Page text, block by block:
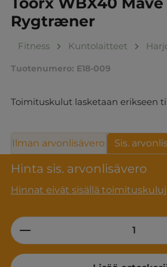
Rygtræner
Fitness Kuntolaitteet
Tuotenumero: E18-009
Toimituskulut lasketaan erikseen
Hinta sis. arvonlisävero
Hinnat eivät sisällä
Ilman arvonlisävero Sis.
Product Quantity: